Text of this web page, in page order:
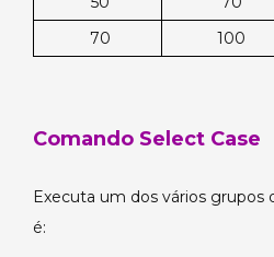
70
100
Comando Select Case
Executa um dos vários grupos
é: